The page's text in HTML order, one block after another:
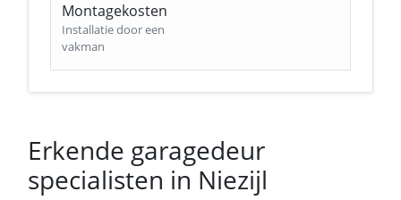
Montagekosten
Installatie door een
vakman
Erkende garagedeur
specialisten in Niezijl